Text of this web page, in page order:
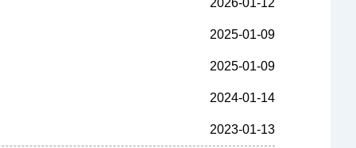
2026-01-12
2025-01-09
2025-01-09
2024-01-14
2023-01-13